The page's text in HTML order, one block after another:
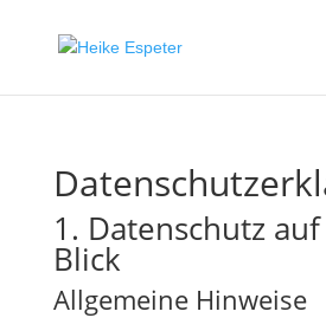
1. Datenschutz
Blick
Allgemeine Hinweise